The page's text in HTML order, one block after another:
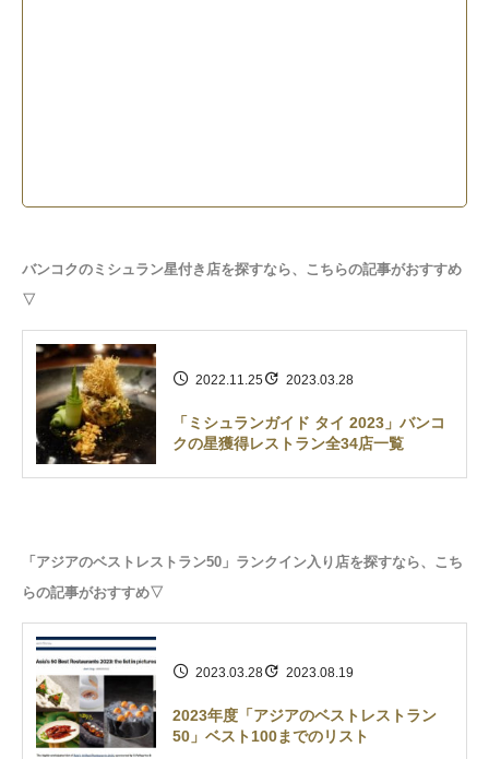
バンコクのミシュラン星付き店を探すなら、こちらの記事がおすすめ
▽
2022.11.25 2023.03.28
「ミシュランガイド タイ 2023」バンコ
クの星獲得レストラン全34店一覧
「アジアのベストレストラン50」ランクイン入り店を探すなら、こち
らの記事がおすすめ▽
2023.03.28 2023.08.19
2023年度「アジアのベストレストラン
50」ベスト100までのリスト